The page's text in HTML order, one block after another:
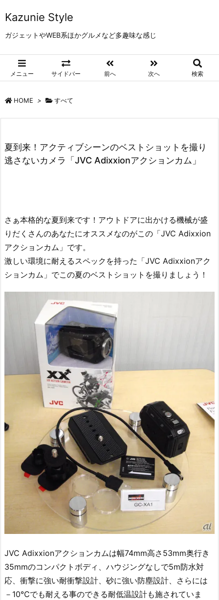
Kazunie Style
ガジェットやWEB系ほかグルメなど多趣味な感じ
メニュー サイドバー 前へ 次へ 検索
HOME > すべて
夏到来！アクティブシーンのベストショットを撮り
逃さないカメラ「JVC Adixxionアクションカム」
さぁ本格的な夏到来です！アウトドアに出かける機械が盛
りだくさんのあなたにオススメなのがこの「JVC Adixxion
アクションカム」です。
激しい環境に耐えるスペックを持った「JVC Adixxionアク
ションカム」でこの夏のベストショットを撮りましょう！
JVC Adixxionアクションカムは幅74mm高さ53mm奥行き
35mmのコンパクトボディ、ハウジングなしで5m防水対
応、衝撃に強い耐衝撃設計、砂に強い防塵設計、さらには
－10℃でも耐える事のできる耐低温設計も施されていま